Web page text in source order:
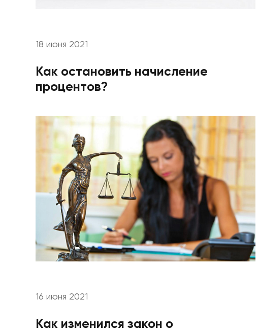
18 июня 2021
Как остановить начисление
процентов?
16 июня 2021
Как изменился закон о